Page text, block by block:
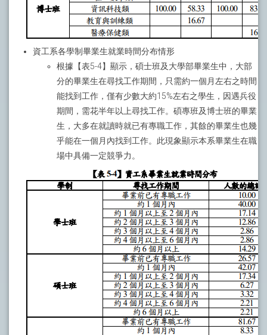
資工系各學制畢業生就業時間分布情形
根據【表5-4】顯示，碩士班及大學部畢業生中，大部
分的畢業生在尋找工作期間，只需約一個月左右之時間
能找到工作，僅有少數大約15%左右之學生，因遇兵役
期間，需花半年以上尋找工作。碩專班及博士班的畢業
生，大多在就讀時就已有專職工作，其餘的畢業生也幾
乎能在一個月內找到工作。此現象顯示本系畢業生在職
場中具備一定競爭力。